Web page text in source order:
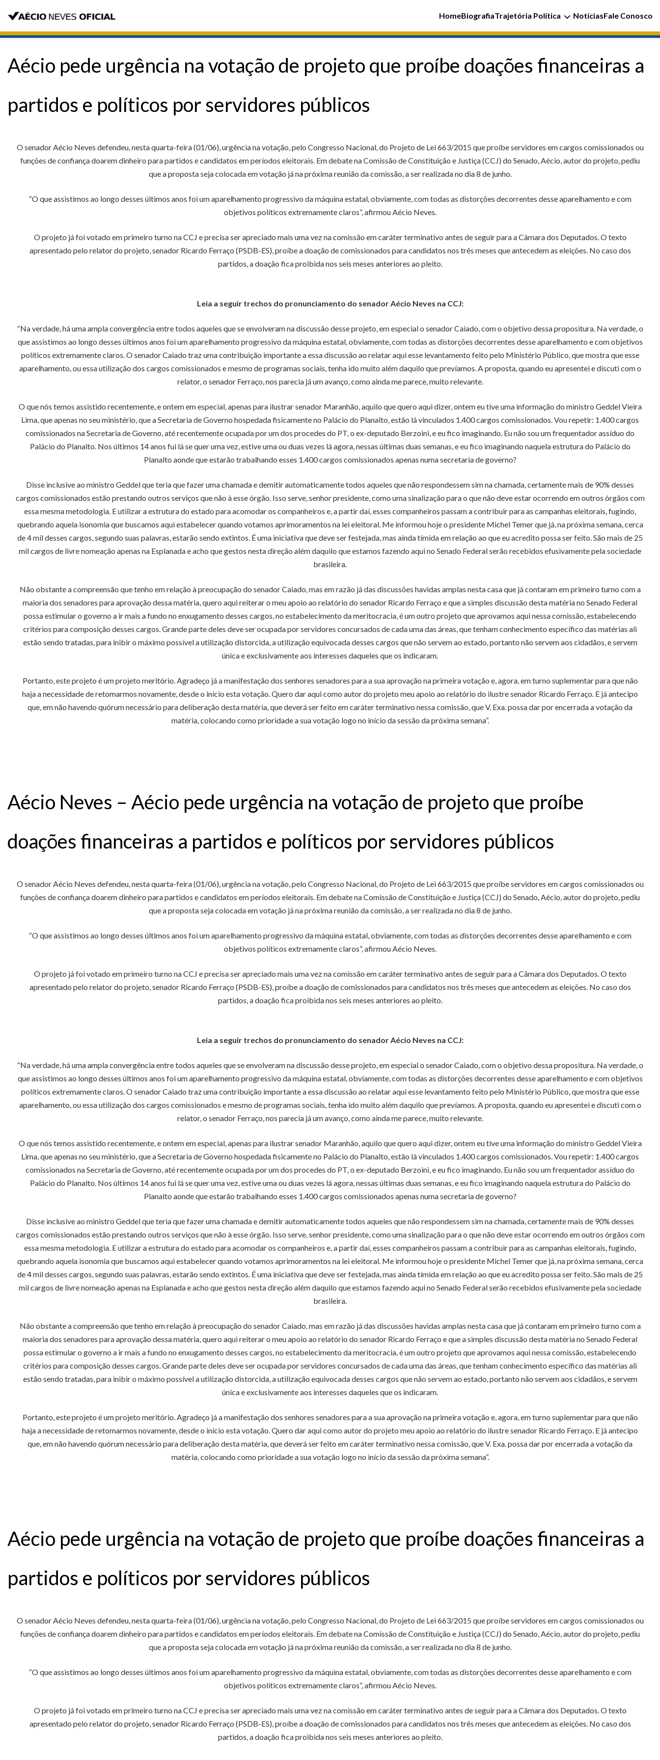
HomeBiografiaTrajetória Política NotíciasFale Conosco
Aécio pede urgência na votação de projeto que proíbe doações financeiras a
partidos e políticos por servidores públicos
O senador Aécio Neves defendeu, nesta quarta-feira (01/06), urgência na votação, pelo Congresso Nacional, do Projeto de Lei 663/2015 que proíbe servidores em cargos comissionados ou
funções de confiança doarem dinheiro para partidos e candidatos em períodos eleitorais. Em debate na Comissão de Constituição e Justiça (CCJ) do Senado, Aécio, autor do projeto, pediu
que a proposta seja colocada em votação já na próxima reunião da comissão, a ser realizada no dia 8 de junho.
“O que assistimos ao longo desses últimos anos foi um aparelhamento progressivo da máquina estatal, obviamente, com todas as distorções decorrentes desse aparelhamento e com
objetivos políticos extremamente claros”, afirmou Aécio Neves.
O projeto já foi votado em primeiro turno na CCJ e precisa ser apreciado mais uma vez na comissão em caráter terminativo antes de seguir para a Câmara dos Deputados. O texto
apresentado pelo relator do projeto, senador Ricardo Ferraço (PSDB-ES), proíbe a doação de comissionados para candidatos nos três meses que antecedem as eleições. No caso dos
partidos, a doação fica proibida nos seis meses anteriores ao pleito.
Leia a seguir trechos do pronunciamento do senador Aécio Neves na CCJ:
“Na verdade, há uma ampla convergência entre todos aqueles que se envolveram na discussão desse projeto, em especial o senador Caiado, com o objetivo dessa propositura. Na verdade, o
que assistimos ao longo desses últimos anos foi um aparelhamento progressivo da máquina estatal, obviamente, com todas as distorções decorrentes desse aparelhamento e com objetivos
políticos extremamente claros. O senador Caiado traz uma contribuição importante a essa discussão ao relatar aqui esse levantamento feito pelo Ministério Público, que mostra que esse
aparelhamento, ou essa utilização dos cargos comissionados e mesmo de programas sociais, tenha ido muito além daquilo que prevíamos. A proposta, quando eu apresentei e discuti com o
relator, o senador Ferraço, nos parecia já um avanço, como ainda me parece, muito relevante.
O que nós temos assistido recentemente, e ontem em especial, apenas para ilustrar senador Maranhão, aquilo que quero aqui dizer, ontem eu tive uma informação do ministro Geddel Vieira
Lima, que apenas no seu ministério, que a Secretaria de Governo hospedada fisicamente no Palácio do Planalto, estão lá vinculados 1.400 cargos comissionados. Vou repetir: 1.400 cargos
comissionados na Secretaria de Governo, até recentemente ocupada por um dos procedes do PT, o ex-deputado Berzoini, e eu fico imaginando. Eu não sou um frequentador assíduo do
Palácio do Planalto. Nos últimos 14 anos fui lá se quer uma vez, estive uma ou duas vezes lá agora, nessas últimas duas semanas, e eu fico imaginando naquela estrutura do Palácio do
Planalto aonde que estarão trabalhando esses 1.400 cargos comissionados apenas numa secretaria de governo?
Disse inclusive ao ministro Geddel que teria que fazer uma chamada e demitir automaticamente todos aqueles que não respondessem sim na chamada, certamente mais de 90% desses
cargos comissionados estão prestando outros serviços que não à esse órgão. Isso serve, senhor presidente, como uma sinalização para o que não deve estar ocorrendo em outros órgãos com
essa mesma metodologia. E utilizar a estrutura do estado para acomodar os companheiros e, a partir daí, esses companheiros passam a contribuir para as campanhas eleitorais, fugindo,
quebrando aquela isonomia que buscamos aqui estabelecer quando votamos aprimoramentos na lei eleitoral. Me informou hoje o presidente Michel Temer que já, na próxima semana, cerca
de 4 mil desses cargos, segundo suas palavras, estarão sendo extintos. É uma iniciativa que deve ser festejada, mas ainda tímida em relação ao que eu acredito possa ser feito. São mais de 25
mil cargos de livre nomeação apenas na Esplanada e acho que gestos nesta direção além daquilo que estamos fazendo aqui no Senado Federal serão recebidos efusivamente pela sociedade
brasileira.
Não obstante a compreensão que tenho em relação à preocupação do senador Caiado, mas em razão já das discussões havidas amplas nesta casa que já contaram em primeiro turno com a
maioria dos senadores para aprovação dessa matéria, quero aqui reiterar o meu apoio ao relatório do senador Ricardo Ferraço e que a simples discussão desta matéria no Senado Federal
possa estimular o governo a ir mais a fundo no enxugamento desses cargos, no estabelecimento da meritocracia, é um outro projeto que aprovamos aqui nessa comissão, estabelecendo
critérios para composição desses cargos. Grande parte deles deve ser ocupada por servidores concursados de cada uma das áreas, que tenham conhecimento específico das matérias ali
estão sendo tratadas, para inibir o máximo possível a utilização distorcida, a utilização equivocada desses cargos que não servem ao estado, portanto não servem aos cidadãos, e servem
única e exclusivamente aos interesses daqueles que os indicaram.
Portanto, este projeto é um projeto meritório. Agradeço já a manifestação dos senhores senadores para a sua aprovação na primeira votação e, agora, em turno suplementar para que não
haja a necessidade de retomarmos novamente, desde o início esta votação. Quero dar aqui como autor do projeto meu apoio ao relatório do ilustre senador Ricardo Ferraço. E já antecipo
que, em não havendo quórum necessário para deliberação desta matéria, que deverá ser feito em caráter terminativo nessa comissão, que V. Exa. possa dar por encerrada a votação da
matéria, colocando como prioridade a sua votação logo no início da sessão da próxima semana”.
Aécio Neves – Aécio pede urgência na votação de projeto que proíbe
doações financeiras a partidos e políticos por servidores públicos
O senador Aécio Neves defendeu, nesta quarta-feira (01/06), urgência na votação, pelo Congresso Nacional, do Projeto de Lei 663/2015 que proíbe servidores em cargos comissionados ou
funções de confiança doarem dinheiro para partidos e candidatos em períodos eleitorais. Em debate na Comissão de Constituição e Justiça (CCJ) do Senado, Aécio, autor do projeto, pediu
que a proposta seja colocada em votação já na próxima reunião da comissão, a ser realizada no dia 8 de junho.
“O que assistimos ao longo desses últimos anos foi um aparelhamento progressivo da máquina estatal, obviamente, com todas as distorções decorrentes desse aparelhamento e com
objetivos políticos extremamente claros”, afirmou Aécio Neves.
O projeto já foi votado em primeiro turno na CCJ e precisa ser apreciado mais uma vez na comissão em caráter terminativo antes de seguir para a Câmara dos Deputados. O texto
apresentado pelo relator do projeto, senador Ricardo Ferraço (PSDB-ES), proíbe a doação de comissionados para candidatos nos três meses que antecedem as eleições. No caso dos
partidos, a doação fica proibida nos seis meses anteriores ao pleito.
Leia a seguir trechos do pronunciamento do senador Aécio Neves na CCJ:
“Na verdade, há uma ampla convergência entre todos aqueles que se envolveram na discussão desse projeto, em especial o senador Caiado, com o objetivo dessa propositura. Na verdade, o
que assistimos ao longo desses últimos anos foi um aparelhamento progressivo da máquina estatal, obviamente, com todas as distorções decorrentes desse aparelhamento e com objetivos
políticos extremamente claros. O senador Caiado traz uma contribuição importante a essa discussão ao relatar aqui esse levantamento feito pelo Ministério Público, que mostra que esse
aparelhamento, ou essa utilização dos cargos comissionados e mesmo de programas sociais, tenha ido muito além daquilo que prevíamos. A proposta, quando eu apresentei e discuti com o
relator, o senador Ferraço, nos parecia já um avanço, como ainda me parece, muito relevante.
O que nós temos assistido recentemente, e ontem em especial, apenas para ilustrar senador Maranhão, aquilo que quero aqui dizer, ontem eu tive uma informação do ministro Geddel Vieira
Lima, que apenas no seu ministério, que a Secretaria de Governo hospedada fisicamente no Palácio do Planalto, estão lá vinculados 1.400 cargos comissionados. Vou repetir: 1.400 cargos
comissionados na Secretaria de Governo, até recentemente ocupada por um dos procedes do PT, o ex-deputado Berzoini, e eu fico imaginando. Eu não sou um frequentador assíduo do
Palácio do Planalto. Nos últimos 14 anos fui lá se quer uma vez, estive uma ou duas vezes lá agora, nessas últimas duas semanas, e eu fico imaginando naquela estrutura do Palácio do
Planalto aonde que estarão trabalhando esses 1.400 cargos comissionados apenas numa secretaria de governo?
Disse inclusive ao ministro Geddel que teria que fazer uma chamada e demitir automaticamente todos aqueles que não respondessem sim na chamada, certamente mais de 90% desses
cargos comissionados estão prestando outros serviços que não à esse órgão. Isso serve, senhor presidente, como uma sinalização para o que não deve estar ocorrendo em outros órgãos com
essa mesma metodologia. E utilizar a estrutura do estado para acomodar os companheiros e, a partir daí, esses companheiros passam a contribuir para as campanhas eleitorais, fugindo,
quebrando aquela isonomia que buscamos aqui estabelecer quando votamos aprimoramentos na lei eleitoral. Me informou hoje o presidente Michel Temer que já, na próxima semana, cerca
de 4 mil desses cargos, segundo suas palavras, estarão sendo extintos. É uma iniciativa que deve ser festejada, mas ainda tímida em relação ao que eu acredito possa ser feito. São mais de 25
mil cargos de livre nomeação apenas na Esplanada e acho que gestos nesta direção além daquilo que estamos fazendo aqui no Senado Federal serão recebidos efusivamente pela sociedade
brasileira.
Não obstante a compreensão que tenho em relação à preocupação do senador Caiado, mas em razão já das discussões havidas amplas nesta casa que já contaram em primeiro turno com a
maioria dos senadores para aprovação dessa matéria, quero aqui reiterar o meu apoio ao relatório do senador Ricardo Ferraço e que a simples discussão desta matéria no Senado Federal
possa estimular o governo a ir mais a fundo no enxugamento desses cargos, no estabelecimento da meritocracia, é um outro projeto que aprovamos aqui nessa comissão, estabelecendo
critérios para composição desses cargos. Grande parte deles deve ser ocupada por servidores concursados de cada uma das áreas, que tenham conhecimento específico das matérias ali
estão sendo tratadas, para inibir o máximo possível a utilização distorcida, a utilização equivocada desses cargos que não servem ao estado, portanto não servem aos cidadãos, e servem
única e exclusivamente aos interesses daqueles que os indicaram.
Portanto, este projeto é um projeto meritório. Agradeço já a manifestação dos senhores senadores para a sua aprovação na primeira votação e, agora, em turno suplementar para que não
haja a necessidade de retomarmos novamente, desde o início esta votação. Quero dar aqui como autor do projeto meu apoio ao relatório do ilustre senador Ricardo Ferraço. E já antecipo
que, em não havendo quórum necessário para deliberação desta matéria, que deverá ser feito em caráter terminativo nessa comissão, que V. Exa. possa dar por encerrada a votação da
matéria, colocando como prioridade a sua votação logo no início da sessão da próxima semana”.
Aécio pede urgência na votação de projeto que proíbe doações financeiras a
partidos e políticos por servidores públicos
O senador Aécio Neves defendeu, nesta quarta-feira (01/06), urgência na votação, pelo Congresso Nacional, do Projeto de Lei 663/2015 que proíbe servidores em cargos comissionados ou
funções de confiança doarem dinheiro para partidos e candidatos em períodos eleitorais. Em debate na Comissão de Constituição e Justiça (CCJ) do Senado, Aécio, autor do projeto, pediu
que a proposta seja colocada em votação já na próxima reunião da comissão, a ser realizada no dia 8 de junho.
“O que assistimos ao longo desses últimos anos foi um aparelhamento progressivo da máquina estatal, obviamente, com todas as distorções decorrentes desse aparelhamento e com
objetivos políticos extremamente claros”, afirmou Aécio Neves.
O projeto já foi votado em primeiro turno na CCJ e precisa ser apreciado mais uma vez na comissão em caráter terminativo antes de seguir para a Câmara dos Deputados. O texto
apresentado pelo relator do projeto, senador Ricardo Ferraço (PSDB-ES), proíbe a doação de comissionados para candidatos nos três meses que antecedem as eleições. No caso dos
partidos, a doação fica proibida nos seis meses anteriores ao pleito.